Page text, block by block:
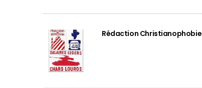
Rédaction Christianophobie